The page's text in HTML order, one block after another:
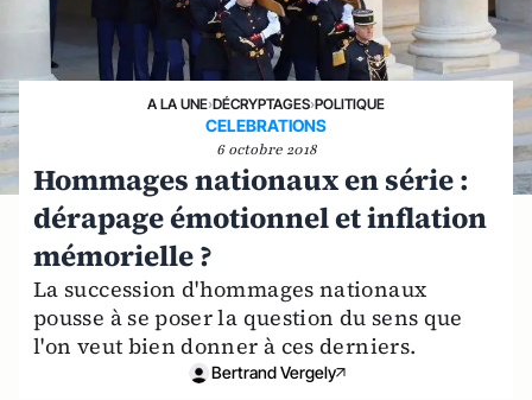
A LA UNE›DÉCRYPTAGES›POLITIQUE
CELEBRATIONS
6 octobre 2018
Hommages nationaux en série :
dérapage émotionnel et inflation
mémorielle ?
La succession d'hommages nationaux
pousse à se poser la question du sens que
l'on veut bien donner à ces derniers.
Bertrand Vergely